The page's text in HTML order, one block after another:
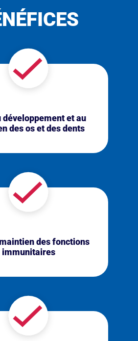
développement et au
des os et des dents
des fonctions
immunitaires